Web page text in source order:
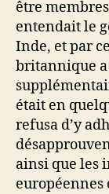
être
entendait le
Inde, et par
britannique
était en
refusa d’y
ainsi que les
européennes